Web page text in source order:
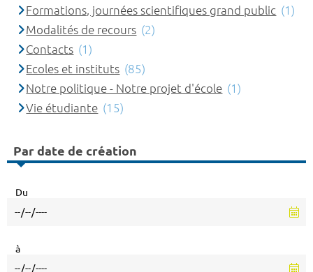
Formations, journées scientifiques grand public (1)
Modalités de recours (2)
Contacts (1)
Ecoles et instituts (85)
Notre politique - Notre projet d'école (1)
Vie étudiante (15)
Par date de création
Du
à